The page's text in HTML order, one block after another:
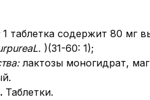
1 таблетка содержит 80 мг
L. )(31-60: 1);
лактозы моногидрат,
Таблетки.